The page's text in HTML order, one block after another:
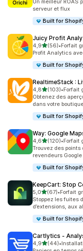
Un meilleur ROAS
serveur et flux
Built for
Juicy Profit
4,9étoile(s) sur 5
(56)
56 avis au total
•Forfait
Profit Analytics
Built for
RealtimeStack :
4,8étoile(s) sur 5
(103)
103 avis au total
•Forfait
Obtenez des
dans votre
Built for
Way: Google
4,6étoile(s) sur 5
(120)
120 avis au total
•Forfait
Trouvez des
revendeurs
Built for
KeepCart: Stop
5,0étoile(s) sur 5
(67)
67 avis au total
•Forfait
Stoppez les fuites
d’extensions, aux
Built for
Cartlytics ‑
4,9étoile(s) sur 5
(44)
44 avis au total
•